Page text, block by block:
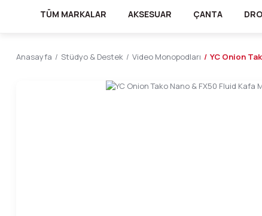
TÜM MARKALAR AKSESUAR ÇANTA
Anasayfa Stüdyo & Destek Video Monopodları YC Onion